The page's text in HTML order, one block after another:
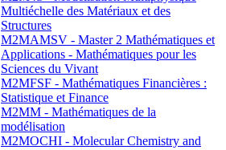
Multiéchelle des Matériaux et des
Structures
M2MAMSV - Master 2 Mathématiques et
Applications - Mathématiques pour les
Sciences du Vivant
M2MFSF - Mathématiques Financières :
Statistique et Finance
M2MM - Mathématiques de la
modélisation
M2MOCHI - Molecular Chemistry and